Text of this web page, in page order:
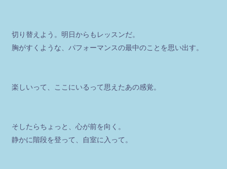
切り替えよう。明日からもレッスンだ。
胸がすくような、パフォーマンスの最中のことを思い出す。
楽しいって、ここにいるって思えたあの感覚。
そしたらちょっと、心が前を向く。
静かに階段を登って、自室に入って。